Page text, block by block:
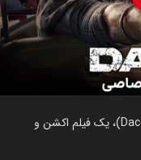
داستان عاشقانه یک راهزن (Dacoit: A Love Story)، یک فیلم اکشن و